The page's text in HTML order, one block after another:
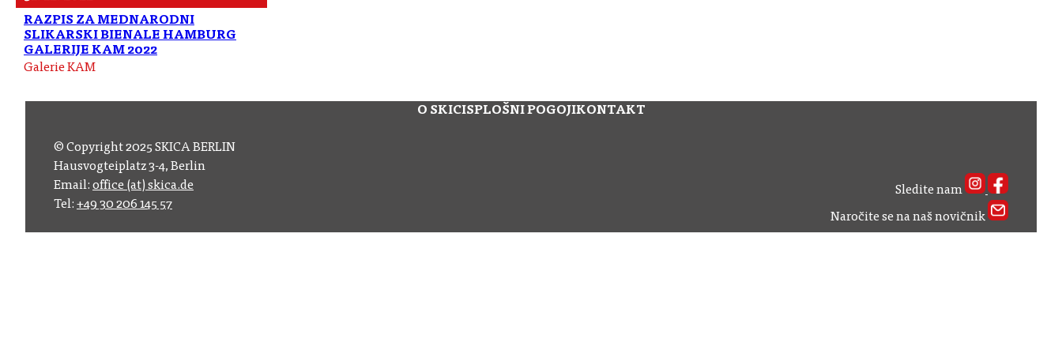
RAZPIS ZA MEDNARODNI
SLIKARSKI BIENALE HAMBURG
GALERIJE KAM 2022
Galerie KAM
O SKICISPLOŠNI POGOJIKONTAKT
© Copyright 2025 SKICA BERLIN
Hausvogteiplatz 3-4, Berlin
Email: office (at) skica.de
Tel: +49 30 206 145 57
Sledite nam
Naročite se na naš novičnik